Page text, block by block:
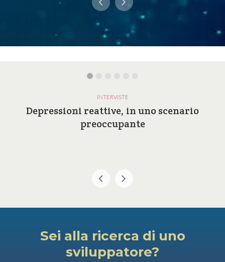
INTERVISTE
Depressioni reattive, in uno scenario
preoccupante
Sei alla ricerca di uno
sviluppatore?